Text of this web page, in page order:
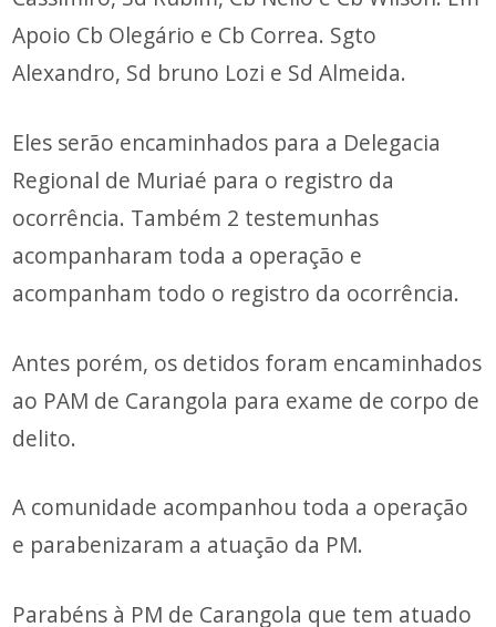
Apoio Cb Olegário e Cb Correa. Sgto
Alexandro, Sd bruno Lozi e Sd Almeida.
Eles serão encaminhados para a Delegacia
Regional de Muriaé para o registro da
ocorrência. Também 2 testemunhas
acompanharam toda a operação e
acompanham todo o registro da ocorrência.
Antes porém, os detidos foram encaminhados
ao PAM de Carangola para exame de corpo de
delito.
A comunidade acompanhou toda a operação
e parabenizaram a atuação da PM.
Parabéns à PM de Carangola que tem atuado